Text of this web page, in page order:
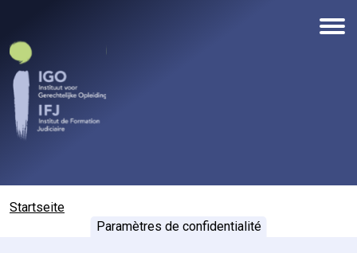
Paramètres de confidentialité
Pfadnavigation
Startseite